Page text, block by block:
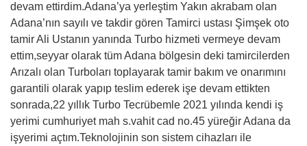
devam ettirdim.Adana’ya yerleştim Yakın akrabam olan
Adana’nın sayılı ve takdir gören Tamirci ustası Şimşek oto
tamir Ali Ustanın yanında Turbo hizmeti vermeye devam
ettim,seyyar olarak tüm Adana bölgesin deki tamircilerden
Arızalı olan Turboları toplayarak tamir bakım ve onarımını
garantili olarak yapıp teslim ederek işe devam ettikten
sonrada,22 yıllık Turbo Tecrübemle 2021 yılında kendi iş
yerimi cumhuriyet mah s.vahit cad no.45 yüreğir Adana da
işyerimi açtım.Teknolojinin son sistem cihazları ile